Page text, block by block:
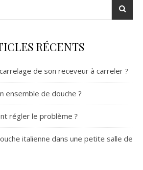
RÉCENTS
de son receveur à carreler ?
ensemble de douche ?
régler le problème ?
italienne dans une petite salle de